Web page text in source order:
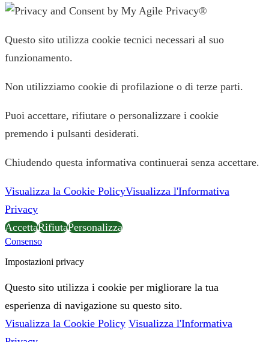
Questo sito utilizza cookie tecnici necessari al suo
funzionamento.
Non utilizziamo cookie di profilazione o di terze parti.
Puoi accettare, rifiutare o personalizzare i cookie
premendo i pulsanti desiderati.
Chiudendo questa informativa continuerai senza accettare.
Visualizza la Cookie PolicyVisualizza l'Informativa
Privacy
AccettaRifiutaPersonalizza
Consenso
Impostazioni privacy
Questo sito utilizza i cookie per migliorare la tua
esperienza di navigazione su questo sito.
Visualizza la Cookie Policy Visualizza l'Informativa